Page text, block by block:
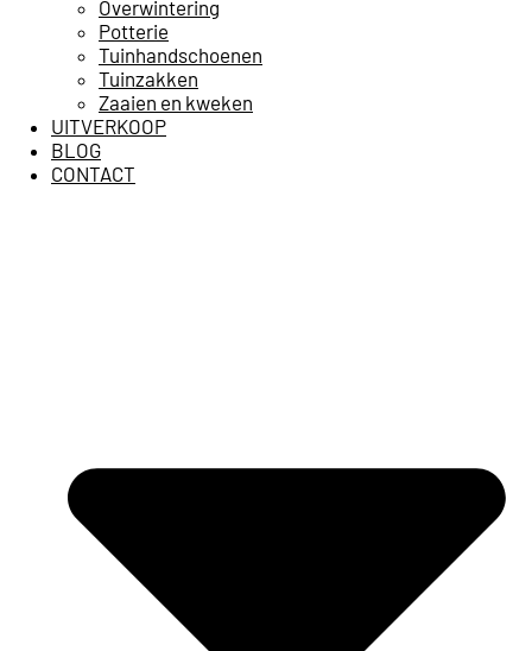
Overwintering
Potterie
Tuinhandschoenen
Tuinzakken
Zaaien en kweken
UITVERKOOP
BLOG
CONTACT